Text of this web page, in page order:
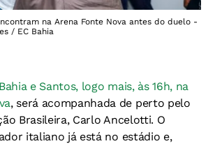
na Arena Fonte Nova antes do duelo -
/ EC Bahia
e Santos, logo mais, às 16h, na
, será acompanhada de perto pelo
Brasileira, Carlo Ancelotti. O
italiano já está no estádio e,